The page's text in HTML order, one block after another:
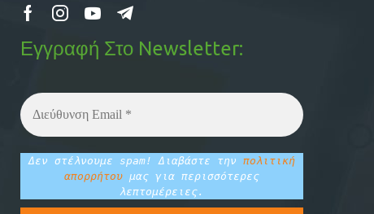
Εγγραφή Στο Newsletter:
Δεν στέλνουμε spam! Διαβάστε την πολιτική
απορρήτουμας για περισσότερες
λεπτομέρειες.